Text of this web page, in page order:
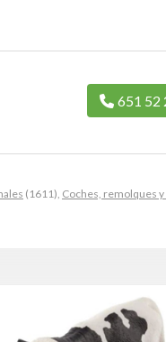
(1611), Coches, remolques y
651 52